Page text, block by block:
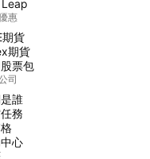
惠
期貨
期貨
票包
司
誰
務
心